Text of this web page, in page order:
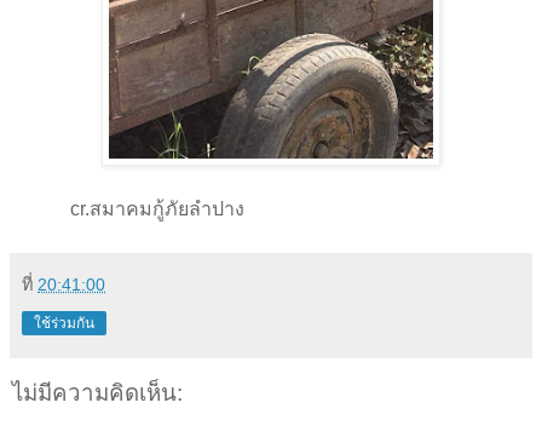
cr.สมาคมกู้ภัยลำปาง
ที่ 20:41:00
ใช้ร่วมกัน
ไม่มีความคิดเห็น: